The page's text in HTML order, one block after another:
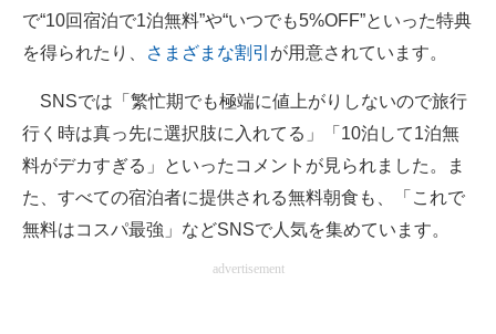
で“10回宿泊で1泊無料”や“いつでも5%OFF”といった特典
を得られたり、
さまざまな割引 が用意されています。
SNSでは「繁忙期でも極端に値上がりしないので旅行
行く時は真っ先に選択肢に入れてる」「10泊して1泊無
料がデカすぎる」といったコメントが見られました。ま
た、すべての宿泊者に提供される無料朝食も、「これで
無料はコスパ最強」などSNSで人気を集めています。
advertisement